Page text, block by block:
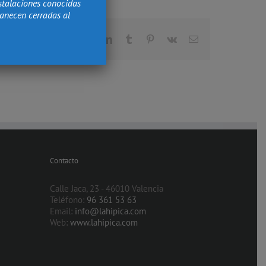
RedditLinkedInTumblr Pinterest
Vk
Correo
Contacto
Calle Jaca, 23 - 46010 Valencia
Teléfono: 96 361 53 63
Email: info@lahipica.com
Web: www.lahipica.com
conocidas
cerradas al